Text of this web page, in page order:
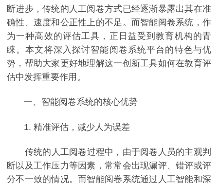
断进步，传统的人工阅卷方式已经逐渐暴露出其在准
确性、速度和公正性上的不足。而智能阅卷系统，作
为一种高效的评估工具，正日益受到教育机构的青
睐。本文将深入探讨智能阅卷系统平台的特色与优
势，帮助大家更好地理解这一创新工具如何在教育评
估中发挥重要作用。
一、智能阅卷系统的核心优势
1. 精准评估，减少人为误差
传统的人工阅卷过程中，由于阅卷人员的主观判
断以及工作压力等因素，常常会出现漏评、错评或评
分不一致的情况。而智能阅卷系统通过人工智能和深